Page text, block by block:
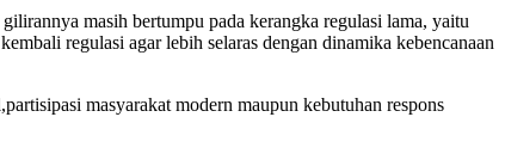
masih bertumpu pada kerangka regulasi lama, yaitu
regulasi agar lebih selaras dengan dinamika kebencanaan
masyarakat modern maupun kebutuhan respons